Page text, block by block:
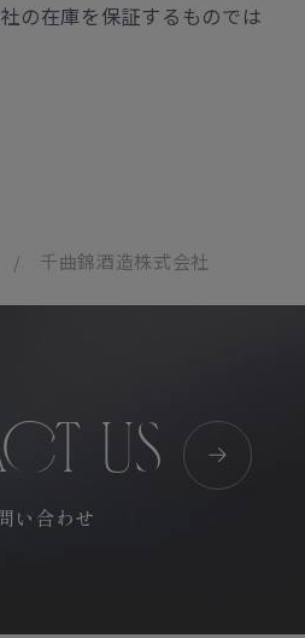
の在庫を保証するものでは
千曲錦酒造株式会社
US
い合わせ